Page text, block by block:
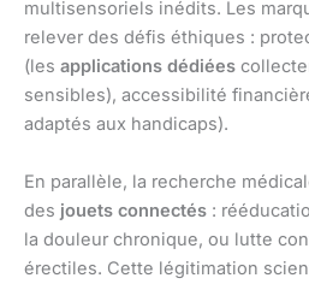
multisensoriels inédits. Les
relever des défis éthiques :
(les applications dédiées
sensibles), accessibilité
adaptés aux handicaps).
En parallèle, la recherche
des jouets connectés :
la douleur chronique, ou lutte
érectiles. Cette légitimation